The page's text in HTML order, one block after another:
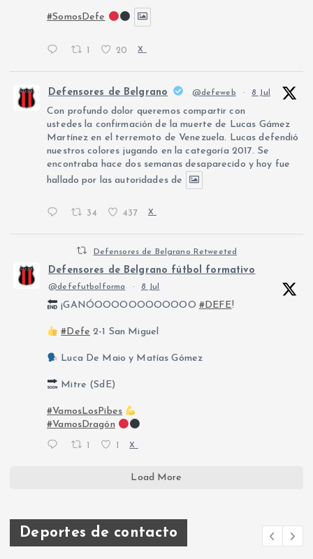
#SomosDefe
1 20 X
Defensores de Belgrano @defeweb · 8 Jul
Con profundo dolor queremos compartir con
ustedes la confirmación de la muerte de Lucas Gámez
Martínez en el terremoto de Venezuela. Lucas defendió
nuestros colores jugando en la categoría 2017. Se
encontraba hace dos semanas desaparecido y hoy fue
hallado por las autoridades de
34 437 X
Defensores de Belgrano Retweeted
Defensores de Belgrano fútbol formativo
@defefutbolforma · 8 Jul
¡GANÓOOOOOOOOOOOO #DEFE!
#Defe 2-1 San Miguel
Luca De Maio y Matías Gómez
Mitre (SdE)
#VamosLosPibes
#VamosDragón
X
Load More
Deportes de contacto